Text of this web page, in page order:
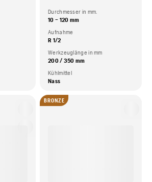
Durchmesser in mm.
10 – 120 mm
Aufnahme
R 1/2
Werkzeuglänge in mm
200 / 350 mm
Kühlmittel
Nass
BRONZE